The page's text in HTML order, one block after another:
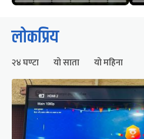
लोकप्रिय
२४ घण्टा यो साता यो महिना